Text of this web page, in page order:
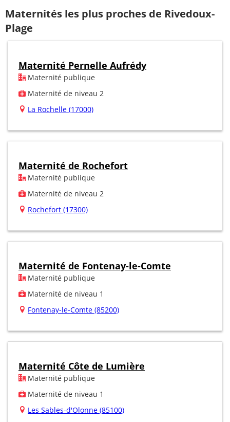
Maternités les plus proches de Rivedoux-
Plage
Maternité Pernelle Aufrédy
Maternité publique
Maternité de niveau 2
La Rochelle (17000)
Maternité de Rochefort
Maternité publique
Maternité de niveau 2
Rochefort (17300)
Maternité de Fontenay-le-Comte
Maternité publique
Maternité de niveau 1
Fontenay-le-Comte (85200)
Maternité Côte de Lumière
Maternité publique
Maternité de niveau 1
Les Sables-d'Olonne (85100)